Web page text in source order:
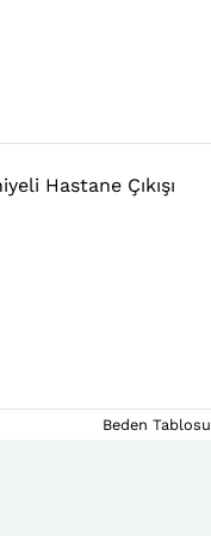
Hastane Çıkışı
Beden Tablosu